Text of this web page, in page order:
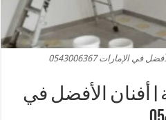
الإمارات 0543006367
الأفضل في